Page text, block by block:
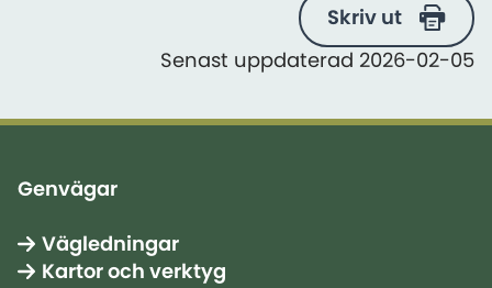
Skriv ut
Senast uppdaterad 2026-02-05
Genvägar
Vägledningar
Kartor och verktyg